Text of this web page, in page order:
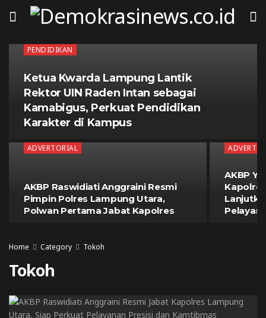
PENDIDIKAN
Ketua Kwarda Lampung Lantik
Rektor UIN Raden Intan sebagai
Kamabigus, Perkuat Pendidikan
Karakter di Kampus
ADVERTORIAL
AKBP Raswidiati Anggraini Resmi
Pimpin Polres Lampung Utara,
Polwan Pertama Jabat Kapolres
AKBP
Home Category Tokoh
Tokoh